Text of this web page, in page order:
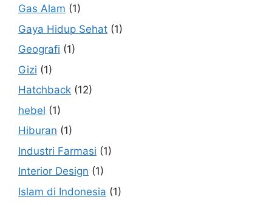
Gas Alam (1)
Gaya Hidup Sehat (1)
Geografi (1)
Gizi (1)
Hatchback (12)
hebel (1)
Hiburan (1)
Industri Farmasi (1)
Interior Design (1)
Islam di Indonesia (1)